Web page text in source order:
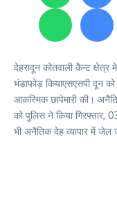
देहरादून कोतवाली कैन्ट
भंडाफोड़ कियाएसएसपी दून
आकस्मिक छापेमारी की।
को पुलिस ने किया गिरफ्तार,
भी अनैतिक देह व्यापार में जेल